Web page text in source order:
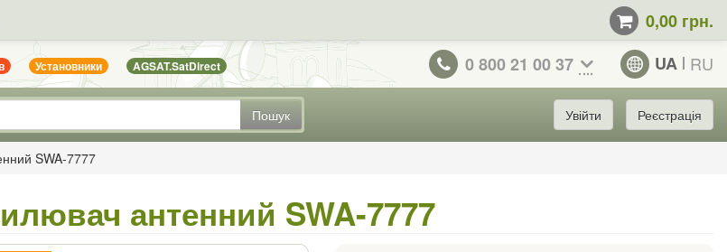
0,00 грн.
Установники AGSAT.SatDirect 0 800 21 00 37 UA RU
Пошук Увійти Реєстрація
SWA-7777
антенний SWA-7777